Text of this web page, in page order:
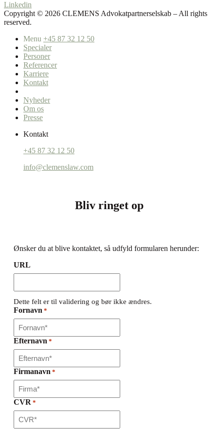
Linkedin
Copyright ©️ 2026 CLEMENS Advokatpartnerselskab – All rights
reserved.
Menu +45 87 32 12 50
Specialer
Personer
Referencer
Karriere
Kontakt
Nyheder
Om os
Presse
Kontakt
+45 87 32 12 50
info@clemenslaw.com
Bliv ringet op
Ønsker du at blive kontaktet, så udfyld formularen herunder:
URL
Dette felt er til validering og bør ikke ændres.
Fornavn *
Efternavn *
Firmanavn *
CVR *